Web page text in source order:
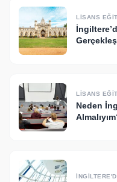
LISANS
LISANS
Neden